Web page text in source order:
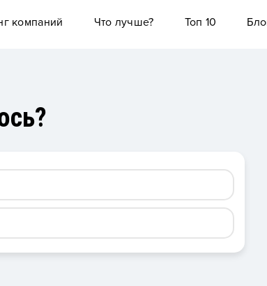
компаний Что лучше? Топ 10